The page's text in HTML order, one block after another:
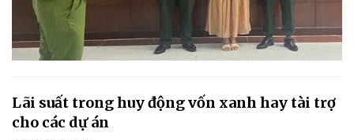
Lãi suất trong huy động vốn xanh hay tài trợ
cho các dự án